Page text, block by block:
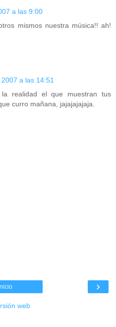
a las 9:00
mismos nuestra música!! ah!
a las 14:51
realidad el que muestran tus
curro mañana, jajajajajaja.
›
Inicio
web